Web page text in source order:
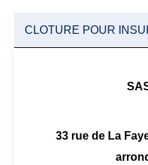
CLOTURE POUR
33 rue de La